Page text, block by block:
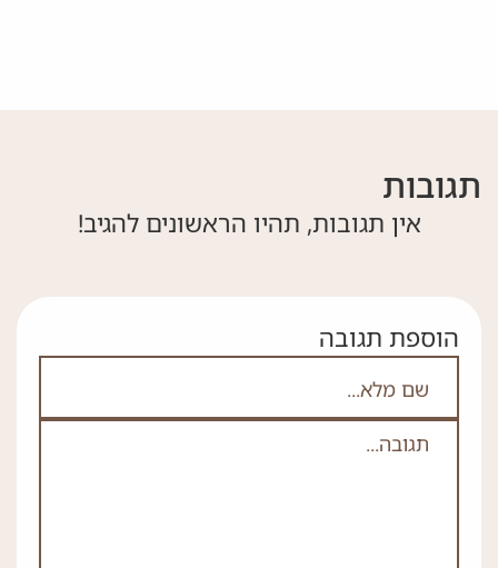
תגובות
אין תגובות, תהיו הראשונים להגיב!
אם אתה לא רובוט אל תמלא את השדה הזה
הוספת תגובה